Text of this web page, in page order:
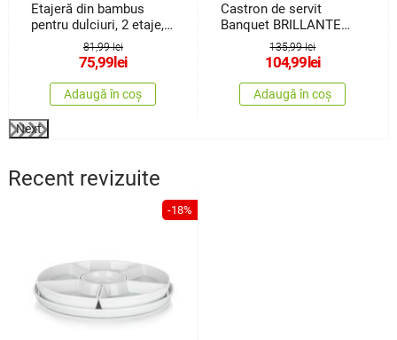
Etajeră din bambus
pentru dulciuri, 2 etaje,
81,99 lei
75,99lei
Adaugă în coș
Castron de servit
Banquet BRILLANTE
Bambus, 31,5 x 4 cm
135,99 lei
104,99lei
Adaugă în coș
Next
Recent revizuite
-18%